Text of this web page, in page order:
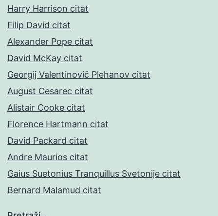
Harry Harrison citat
Filip David citat
Alexander Pope citat
David McKay citat
Georgij Valentinovič Plehanov citat
August Cesarec citat
Alistair Cooke citat
Florence Hartmann citat
David Packard citat
Andre Maurios citat
Gaius Suetonius Tranquillus Svetonije citat
Bernard Malamud citat